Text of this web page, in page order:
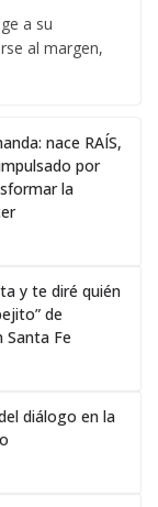
a su
al margen,
nace RAÍS,
por
la
y te diré quién
de
Fe
diálogo en la